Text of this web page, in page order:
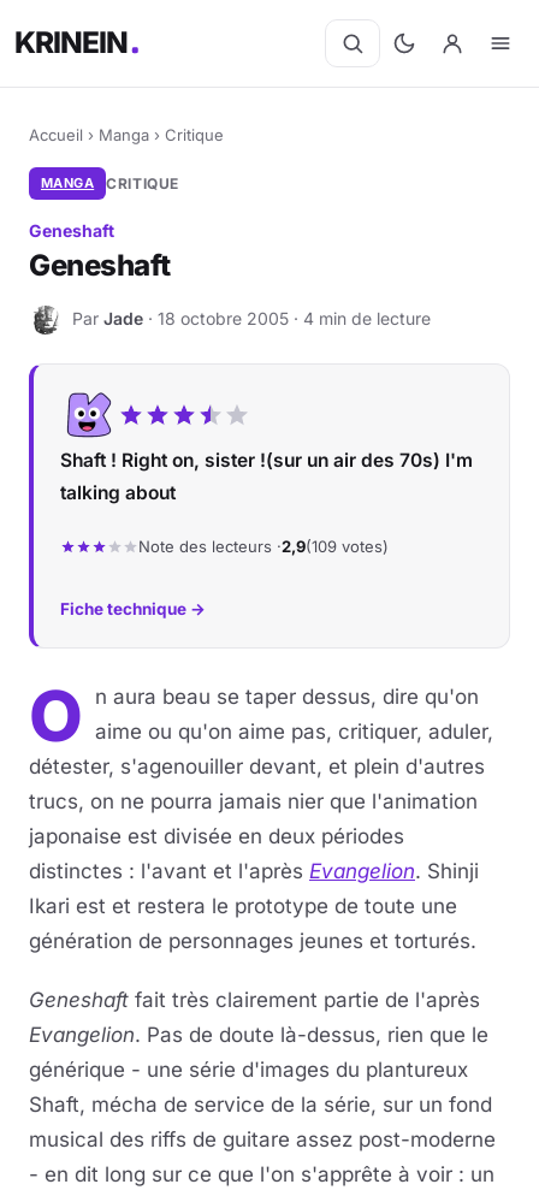
KRINEIN
Accueil › Manga › Critique
MANGA CRITIQUE
Geneshaft
Geneshaft
J Par Jade · 18 octobre 2005 · 4 min de lecture
Shaft ! Right on, sister !(sur un air des 70s) I'm
talking about
Note des lecteurs ·2,9(109 votes)
Fiche technique →
O
n aura beau se taper dessus, dire qu'on
aime ou qu'on aime pas, critiquer, aduler,
détester, s'agenouiller devant, et plein d'autres
trucs, on ne pourra jamais nier que l'animation
japonaise est divisée en deux périodes
distinctes : l'avant et l'après Evangelion. Shinji
Ikari est et restera le prototype de toute une
génération de personnages jeunes et torturés.
Geneshaft fait très clairement partie de l'après
Evangelion. Pas de doute là-dessus, rien que le
générique - une série d'images du plantureux
Shaft, mécha de service de la série, sur un fond
musical des riffs de guitare assez post-moderne
- en dit long sur ce que l'on s'apprête à voir : un